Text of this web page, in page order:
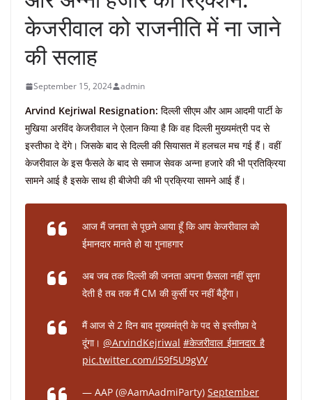
केजरीवाल को राजनीति में ना जाने
की सलाह
September 15, 2024 admin
Arvind Kejriwal Resignation: दिल्ली सीएम और आम आदमी पार्टी के
मुखिया अरविंद केजरीवाल ने ऐलान किया है कि वह दिल्ली मुख्यमंत्री पद से
इस्तीफा दे देंगे। जिसके बाद से दिल्ली की सियासत में हलचल मच गई हैं। वहीं
केजरीवाल के इस फैसले के बाद से समाज सेवक अन्ना हजारे की भी प्रतिक्रिया
सामने आई है इसके साथ ही बीजेपी की भी प्रक्रिया सामने आई हैं।
आज मैं जनता से पूछने आया हूँ कि आप केजरीवाल को
ईमानदार मानते हो या गुनाहगार
अब जब तक दिल्ली की जनता अपना फ़ैसला नहीं सुना
देती है तब तक मैं CM की कुर्सी पर नहीं बैठूँगा।
मैं आज से 2 दिन बाद मुख्यमंत्री के पद से इस्तीफ़ा दे
दूंगा। @ArvindKejriwal #केजरीवाल_ईमानदार_है
pic.twitter.com/i59f5U9gVV
— AAP (@AamAadmiParty) September